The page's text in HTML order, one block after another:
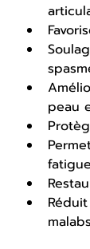
peau
fatigue